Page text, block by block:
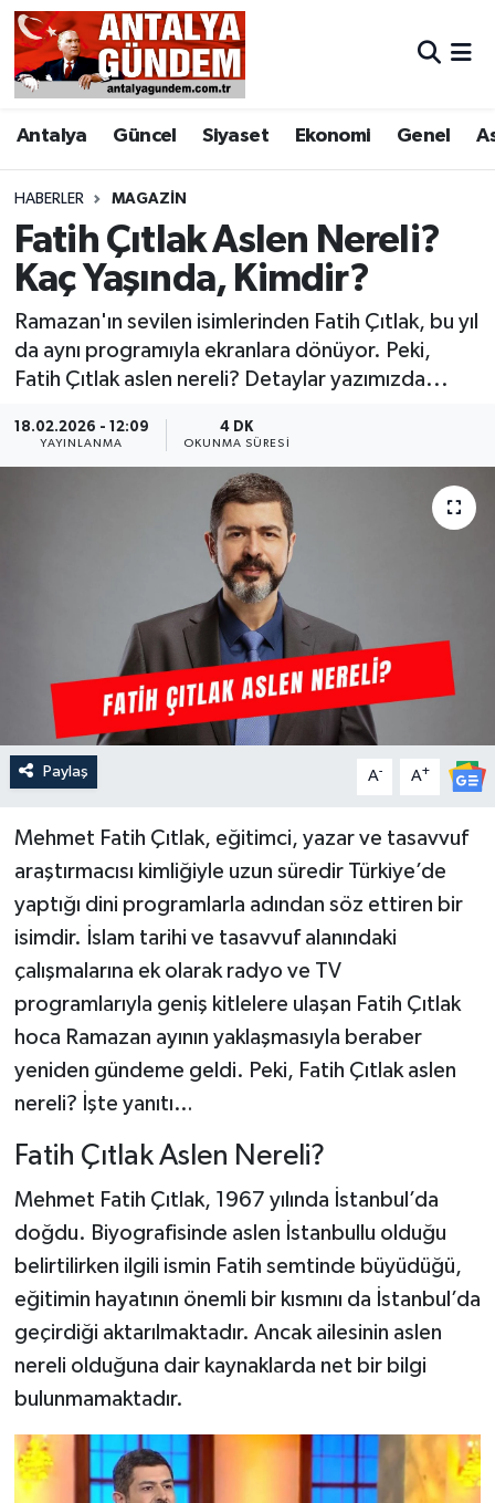
Antalya Güncel Siyaset Ekonomi Genel
HABERLER MAGAZIN
Fatih Çıtlak Aslen Nereli?
Kaç Yaşında, Kimdir?
Ramazan'ın sevilen isimlerinden Fatih Çıtlak, bu yıl
da aynı programıyla ekranlara dönüyor. Peki,
Fatih Çıtlak aslen nereli? Detaylar yazımızda...
18.02.2026 - 12:09
YAYINLANMA
4 DK
OKUNMA SÜRESI
Paylaş A- A+
Mehmet Fatih Çıtlak, eğitimci, yazar ve tasavvuf
araştırmacısı kimliğiyle uzun süredir Türkiye’de
yaptığı dini programlarla adından söz ettiren bir
isimdir. İslam tarihi ve tasavvuf alanındaki
çalışmalarına ek olarak radyo ve TV
programlarıyla geniş kitlelere ulaşan Fatih Çıtlak
hoca Ramazan ayının yaklaşmasıyla beraber
yeniden gündeme geldi. Peki, Fatih Çıtlak aslen
nereli? İşte yanıtı…
Fatih Çıtlak Aslen Nereli?
Mehmet Fatih Çıtlak, 1967 yılında İstanbul’da
doğdu. Biyografisinde aslen İstanbullu olduğu
belirtilirken ilgili ismin Fatih semtinde büyüdüğü,
eğitimin hayatının önemli bir kısmını da İstanbul’da
geçirdiği aktarılmaktadır. Ancak ailesinin aslen
nereli olduğuna dair kaynaklarda net bir bilgi
bulunmamaktadır.
Antalya
Asayiş
Bilim & Teknoloji
Bölge
EĞİTİM
Ekonomi
Genel
Magazin
Resmi İlan
Sağlık & Yaşam
Spor
Antalya Nöbetçi Eczaneler
Antalya Hava Durumu
Antalya Namaz Vakitleri
Antalya Trafik Yoğunluk Haritası
Süper Lig Puan Durumu ve Fikstür
Tüm Manşetler
Son Dakika Haberleri